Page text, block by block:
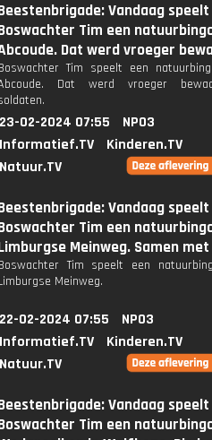
Vandaag speelt
Tim een
Dat werd vroeger
Tim speelt een
Dat werd vroeger
23-02-2024 07:55
NPO3
Informatief.TV
Kinderen.TV
Natuur.TV
Vandaag speelt
Tim een
Meinweg. Samen
Tim speelt een
Meinweg.
22-02-2024 07:55
NPO3
Informatief.TV
Kinderen.TV
Natuur.TV
Vandaag speelt
Tim een